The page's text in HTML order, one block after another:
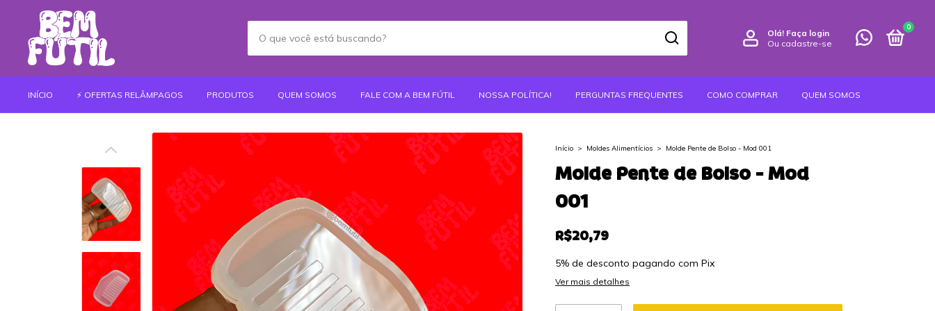
Olá! Faça login
Ou cadastre-se
0
INÍCIO ⚡️ OFERTAS RELÂMPAGOS PRODUTOS QUEM SOMOS FALE COM A BEM FÚTIL NOSSA POLÍTICA! PERGUNTAS FREQUENTES COMO COMPRAR QUEM SOMOS
Início > Moldes Alimentícios > Molde Pente de Bolso - Mod 001
Molde Pente de Bolso - Mod
001
R$20,79
5% de desconto pagando com Pix
Ver mais detalhes